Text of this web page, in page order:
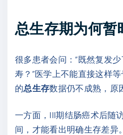
总生存期为何暂
很多患者会问：“既然复发
寿？”医学上不能直接这样等
的总生存数据仍不成熟，原
一方面，III期结肠癌术后随
间，才能看出明确生存差异